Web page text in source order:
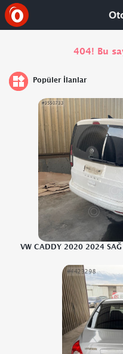
404! Bu
Popüler İlanlar
VW CADDY 2020 2024